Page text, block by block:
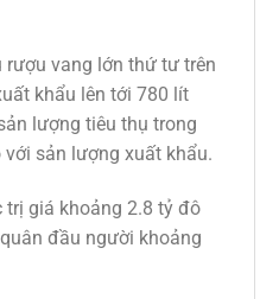
vang lớn thứ tư trên
khẩu lên tới 780 lít
lượng tiêu thụ trong
sản lượng xuất khẩu.
giá khoảng 2.8 tỷ đô
đầu người khoảng